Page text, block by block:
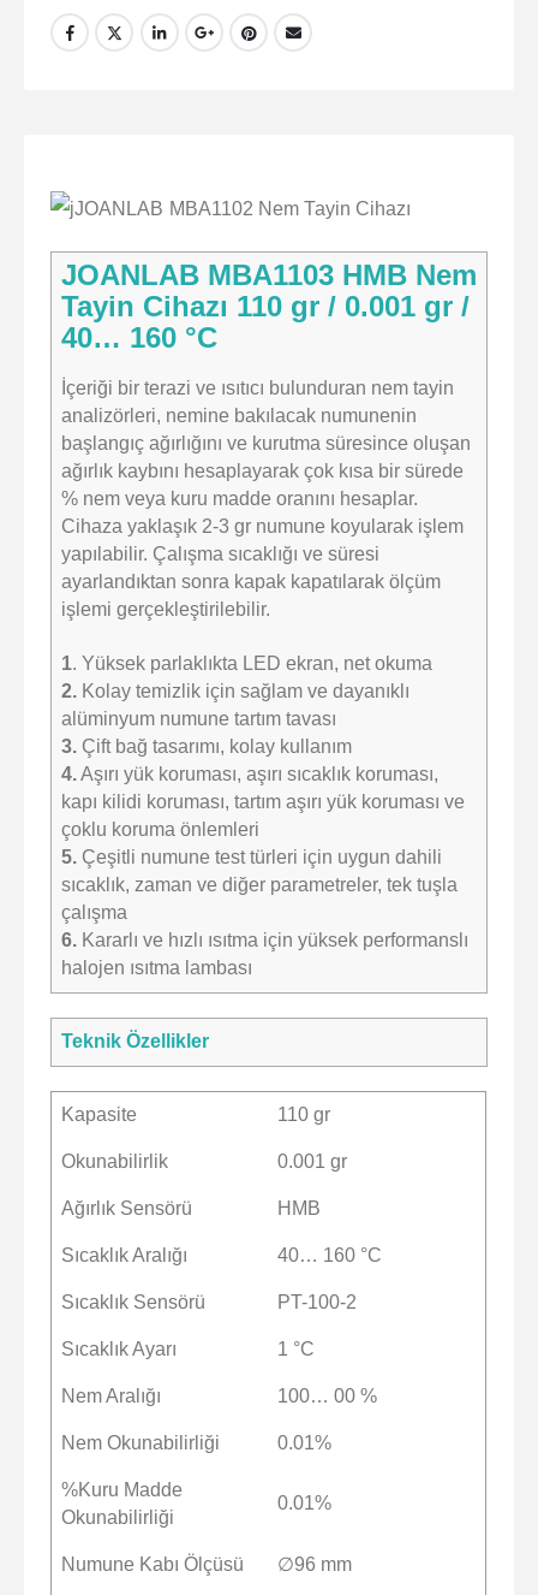
JOANLAB MBA1103 HMB Nem
Tayin Cihazı 110 gr / 0.001 gr /
40… 160 °C
İçeriği bir terazi ve ısıtıcı bulunduran nem tayin
analizörleri, nemine bakılacak numunenin
başlangıç ağırlığını ve kurutma süresince oluşan
ağırlık kaybını hesaplayarak çok kısa bir sürede
% nem veya kuru madde oranını hesaplar.
Cihaza yaklaşık 2-3 gr numune koyularak işlem
yapılabilir. Çalışma sıcaklığı ve süresi
ayarlandıktan sonra kapak kapatılarak ölçüm
işlemi gerçekleştirilebilir.
1. Yüksek parlaklıkta LED ekran, net okuma
2. Kolay temizlik için sağlam ve dayanıklı
alüminyum numune tartım tavası
3. Çift bağ tasarımı, kolay kullanım
4.Aşırı yük koruması, aşırı sıcaklık koruması,
kapı kilidi koruması, tartım aşırı yük koruması ve
çoklu koruma önlemleri
5. Çeşitli numune test türleri için uygun dahili
sıcaklık, zaman ve diğer parametreler, tek tuşla
çalışma
6. Kararlı ve hızlı ısıtma için yüksek performanslı
halojen ısıtma lambası
Teknik Özellikler
Kapasite 110 gr
Okunabilirlik 0.001 gr
Ağırlık Sensörü HMB
Sıcaklık Aralığı 40… 160 °C
Sıcaklık Sensörü PT-100-2
Sıcaklık Ayarı 1 °C
Nem Aralığı 100… 00 %
Nem Okunabilirliği 0.01%
%Kuru Madde
Okunabilirliği
0.01%
Numune Kabı Ölçüsü ∅96 mm